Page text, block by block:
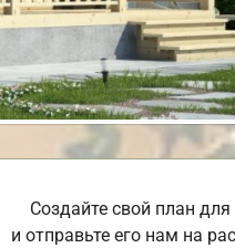
Создайте свой план для
и отправьте его нам на